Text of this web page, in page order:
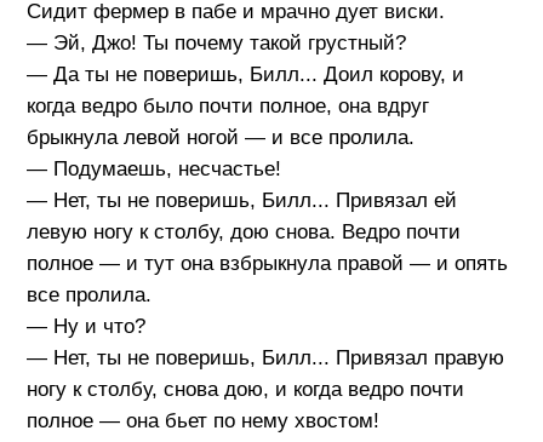
Сидит фермер в пабе и мрачно дует виски.
— Эй, Джо! Ты почему такой грустный?
— Да ты не поверишь, Билл... Доил корову, и
когда ведро было почти полное, она вдруг
брыкнула левой ногой — и все пролила.
— Подумаешь, несчастье!
— Нет, ты не поверишь, Билл... Привязал ей
левую ногу к столбу, дою снова. Ведро почти
полное — и тут она взбрыкнула правой — и опять
все пролила.
— Ну и что?
— Нет, ты не поверишь, Билл... Привязал правую
ногу к столбу, снова дою, и когда ведро почти
полное — она бьет по нему хвостом!